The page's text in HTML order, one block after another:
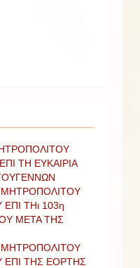
ΤΗ ΕΥΚΑΙΡΙΑ
ΜΗΤΡΟΠΟΛΙΤΟΥ
ΤΗι 103η
ΜΕΤΑ ΤΗΣ
ΜΗΤΡΟΠΟΛΙΤΟΥ
ΕΠΙ ΤΗΣ ΕΟΡΤΗΣ